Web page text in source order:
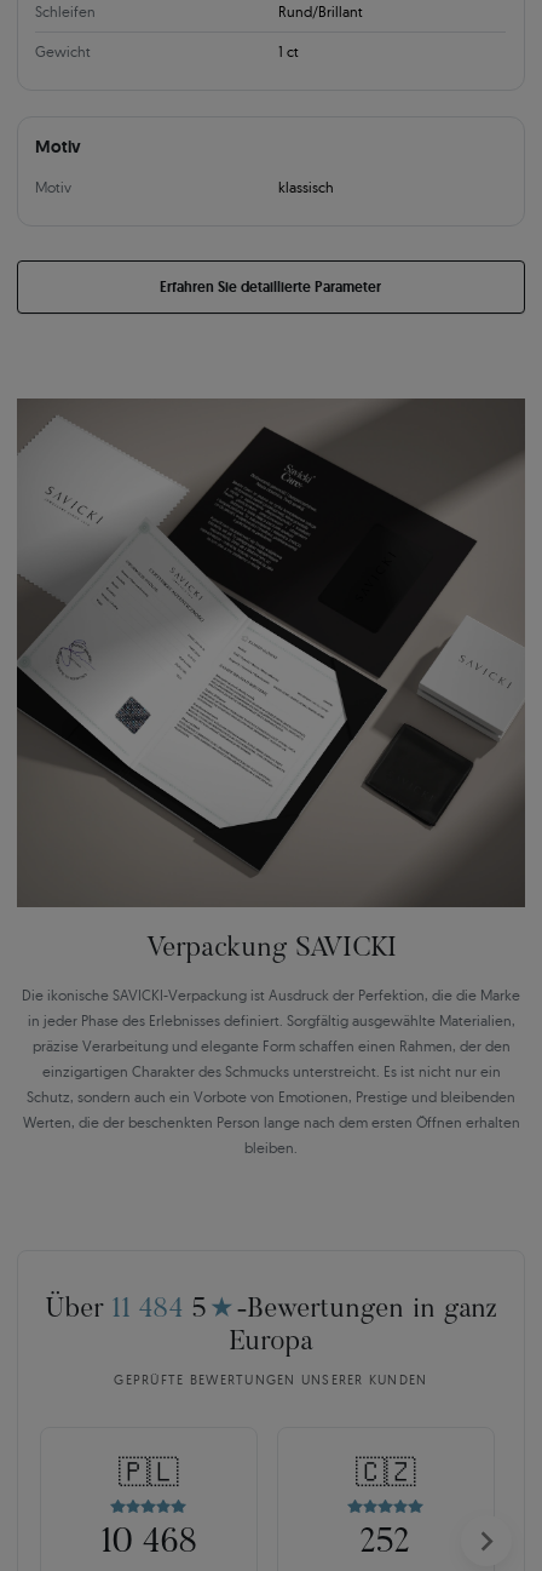
Schleifen Rund/Brillant
Gewicht 1 ct
Motiv
Motiv klassisch
Erfahren Sie detaillierte Parameter
Verpackung SAVICKI
Die ikonische SAVICKI-Verpackung ist Ausdruck der Perfektion, die die Marke
in jeder Phase des Erlebnisses definiert. Sorgfältig ausgewählte Materialien,
präzise Verarbeitung und elegante Form schaffen einen Rahmen, der den
einzigartigen Charakter des Schmucks unterstreicht. Es ist nicht nur ein
Schutz, sondern auch ein Vorbote von Emotionen, Prestige und bleibenden
Werten, die der beschenkten Person lange nach dem ersten Öffnen erhalten
bleiben.
Über 11 484 5 ★ -Bewertungen in ganz
Europa
GEPRÜFTE BEWERTUNGEN UNSERER KUNDEN
🇵🇱
10 468
🇨🇿
252